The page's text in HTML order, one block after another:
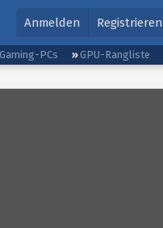
Anmelden Registrieren
PCs GPU-Rangliste